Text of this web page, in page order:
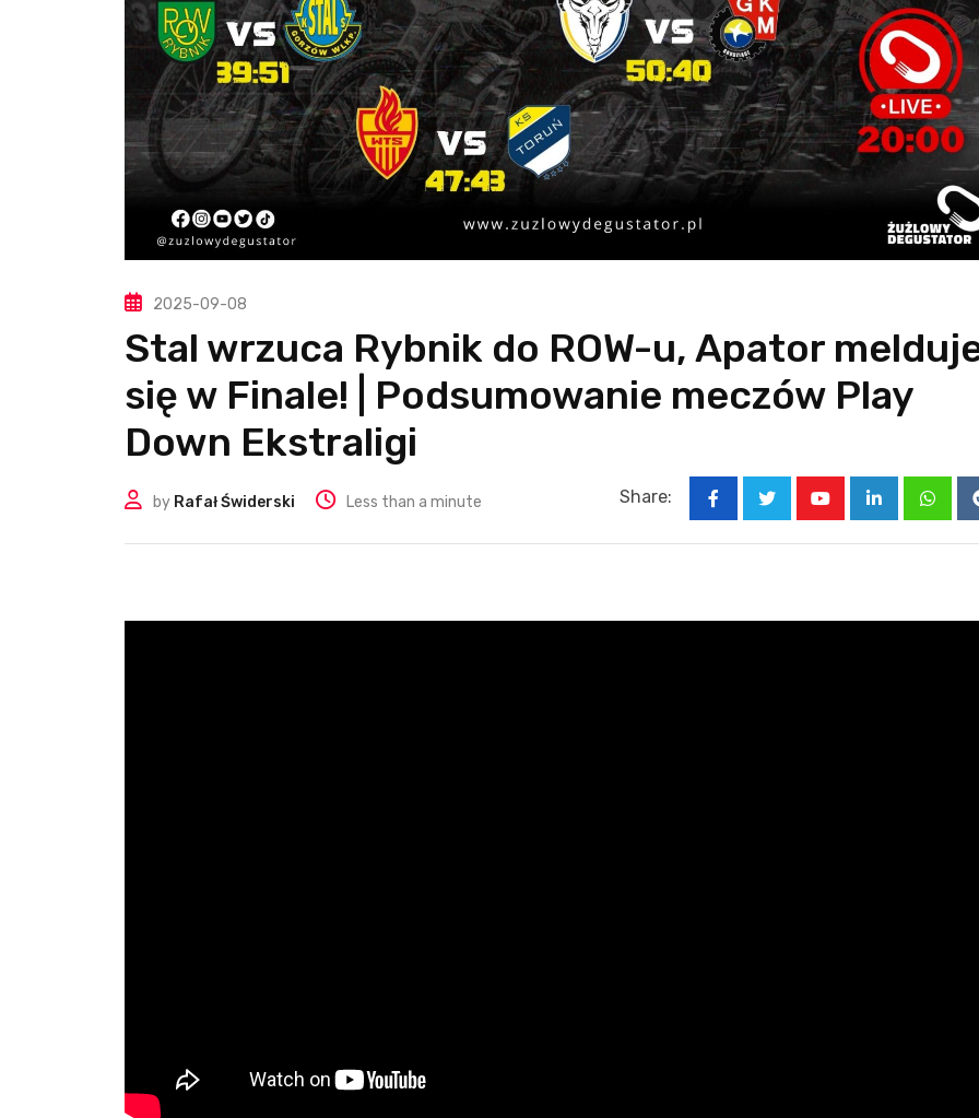
2025-09-08
Stal wrzuca Rybnik do ROW-u, Apator
się w Finale! | Podsumowanie meczów Play
Down Ekstraligi
by Rafał Świderski Less than a minute Share:
LinkedIn